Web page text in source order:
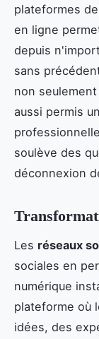
plateformes
en ligne
depuis
sans
non
aussi permis
soulève des
déconnexion
Les réseaux
sociales en
numérique
plateforme où
idées, des